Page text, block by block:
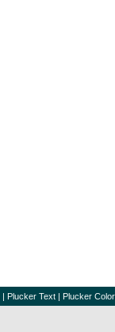
| Plucker Text | Plucker Color